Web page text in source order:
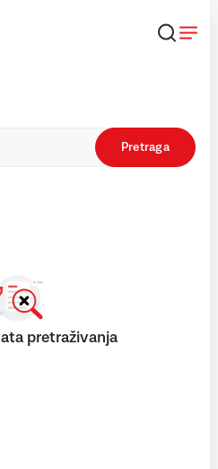
Pretraga
pretraživanja